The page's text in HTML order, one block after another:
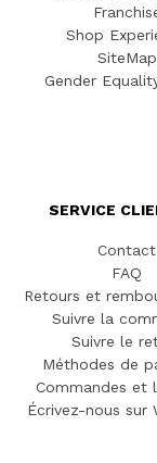
Shop
SiteMap
Gender
SERVICE
Contact
FAQ
Retours et
Suivre la
Suivre le
Méthodes de
Commandes et
Écrivez-nous sur